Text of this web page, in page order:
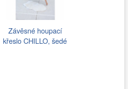
Závěsné houpací
křeslo CHILLO, šedé